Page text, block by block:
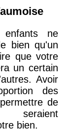
ne
bien qu'un
que votre
un certain
Avoir
des
de
seraient
bien.